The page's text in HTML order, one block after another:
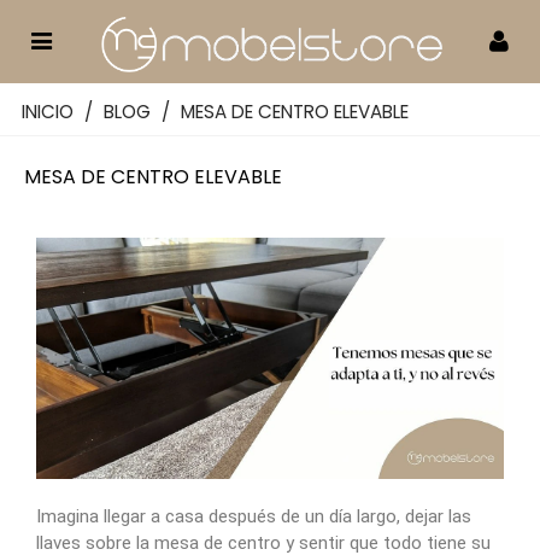
INICIO / BLOG / MESA DE CENTRO ELEVABLE
MESA DE CENTRO ELEVABLE
Imagina llegar a casa después de un día largo, dejar las
llaves sobre la mesa de centro y sentir que todo tiene su